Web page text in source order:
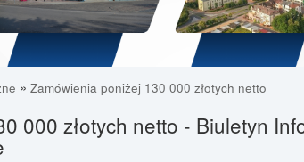
» Zamówienia poniżej 130 000 złotych netto
000 złotych netto - Biuletyn